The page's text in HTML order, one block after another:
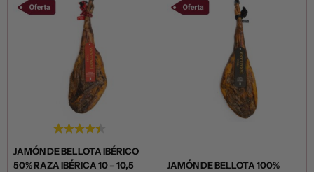
JAMÓN DE BELLOTA IBÉRICO
50% RAZA IBÉRICA 10 – 10,5
precio
original
era:
299,00€.
JAMÓN DE BELLOTA 100%
precio
original
era:
329,90€.